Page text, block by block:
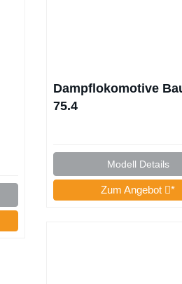
Dampflokomotive
75.4
Modell Details
Zum Angebot *